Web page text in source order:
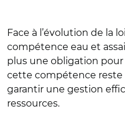
Face à l’évolution de la
compétence eau et
plus une obligation
cette compétence
garantir une gestion
ressources.